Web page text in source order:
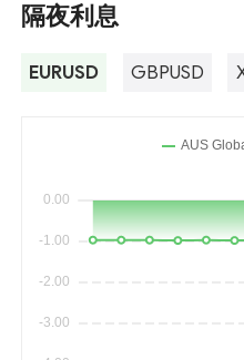
隔夜利息
EURUSD GBPUSD